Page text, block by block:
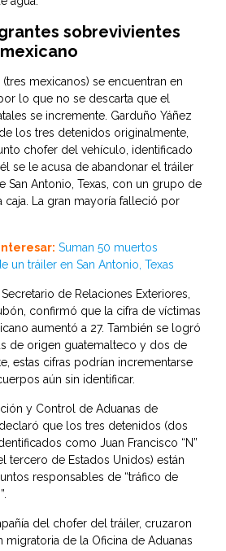
sobrevivientes
mexicanos) se encuentran en
lo que no se descarta que el
se incremente. Garduño Yáñez
los tres detenidos originalmente,
chofer del vehículo, identificado
se le acusa de abandonar el tráiler
San Antonio, Texas, con un grupo de
caja. La gran mayoría falleció por
Suman 50 muertos
un tráiler en San Antonio, Texas
de Relaciones Exteriores,
confirmó que la cifra de víctimas
aumentó a 27. También se logró
de origen guatemalteco y dos de
estas cifras podrían incrementarse
aún sin identificar.
y Control de Aduanas de
que los tres detenidos (dos
como Juan Francisco “N”
tercero de Estados Unidos) están
responsables de “tráfico de
del chofer del tráiler, cruzaron
de la Oficina de Aduanas